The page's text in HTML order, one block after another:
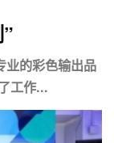
业的彩色输出品
工作...